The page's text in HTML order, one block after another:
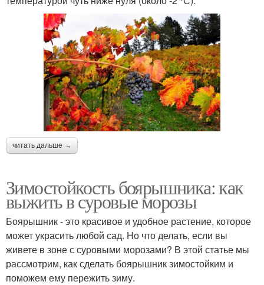
читать дальше →
Зимостойкость боярышника: как
выжить в суровые морозы
Боярышник - это красивое и удобное растение, которое
может украсить любой сад. Но что делать, если вы
живете в зоне с суровыми морозами? В этой статье мы
рассмотрим, как сделать боярышник зимостойким и
поможем ему пережить зиму.